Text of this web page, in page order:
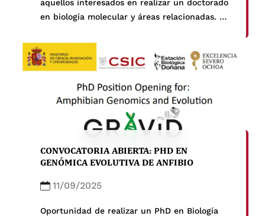
aquellos interesados en realizar un doctorado
en biología molecular y áreas relacionadas. El
estudiantes altamente talentosos y creativos
de todo el mundo que tengan una pasión por
la ciencia básica.
CONVOCATORIA ABIERTA: PHD EN
GENÓMICA EVOLUTIVA DE ANFIBIO
11/09/2025
Oportunidad de realizar un PhD en Biología